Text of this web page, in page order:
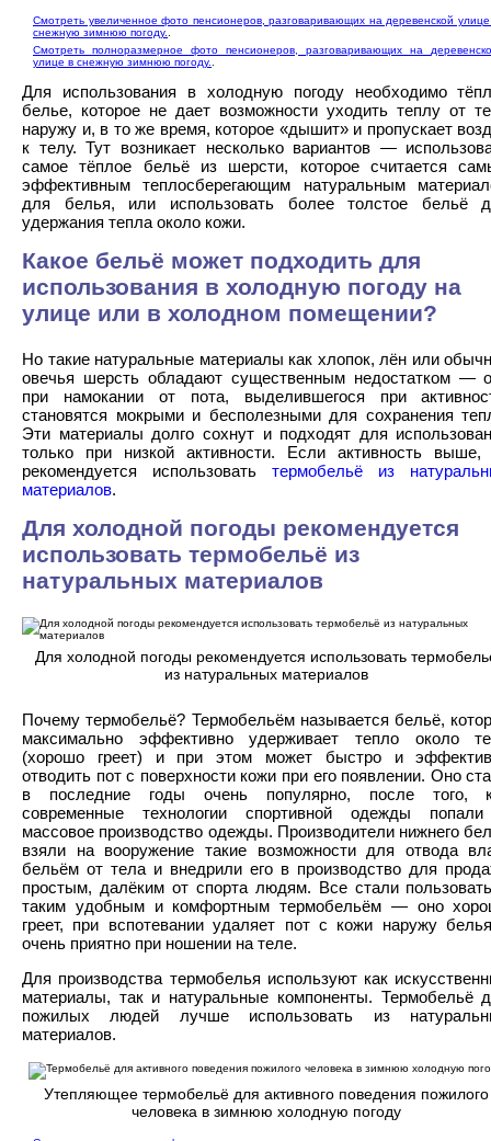
Смотреть увеличенное фото пенсионеров, разговаривающих на деревенской
снежную зимнюю погоду..
Смотреть полноразмерное фото пенсионеров, разговаривающих на
улице в снежную зимнюю погоду..
Для использования в холодную погоду необходимо
белье, которое не дает возможности уходить теплу от
наружу и, в то же время, которое «дышит» и пропускает
к телу. Тут возникает несколько вариантов —
самое тёплое бельё из шерсти, которое считается
эффективным теплосберегающим натуральным
для белья, или использовать более толстое бельё
удержания тепла около кожи.
Какое бельё может подходить для
использования в холодную погоду на
улице или в холодном помещении?
Но такие натуральные материалы как хлопок, лён или
овечья шерсть обладают существенным недостатком —
при намокании от пота, выделившегося при
становятся мокрыми и бесполезными для сохранения
Эти материалы долго сохнут и подходят для
только при низкой активности. Если активность выше,
рекомендуется использоватьтермобельё из
материалов.
Для холодной погоды рекомендуется
использовать термобельё из
натуральных материалов
Для холодной погоды рекомендуется использовать
из натуральных материалов
Почему термобельё? Термобельём называется бельё,
максимально эффективно удерживает тепло около
(хорошо греет) и при этом может быстро и
отводить пот с поверхности кожи при его появлении. Оно
в последние годы очень популярно, после того,
современные технологии спортивной одежды
массовое производство одежды. Производители нижнего
взяли на вооружение такие возможности для отвода
бельём от тела и внедрили его в производство для
простым, далёким от спорта людям. Все стали
таким удобным и комфортным термобельём — оно
греет, при вспотевании удаляет пот с кожи наружу
очень приятно при ношении на теле.
Для производства термобелья используют как
материалы, так и натуральные компоненты. Термобельё
пожилых людей лучше использовать из
материалов.
Утепляющее термобельё для активного поведения пожилого
человека в зимнюю холодную погоду